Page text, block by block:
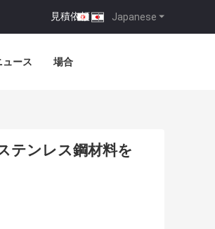
Japanese
見積依頼 |
ュース 場合
テンレス鋼材料を